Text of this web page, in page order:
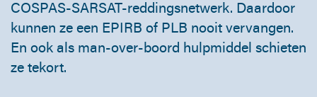
COSPAS-SARSAT-reddingsnetwerk. Daardoor
kunnen ze een EPIRB of PLB nooit vervangen.
En ook als man-over-boord hulpmiddel schieten
ze tekort.